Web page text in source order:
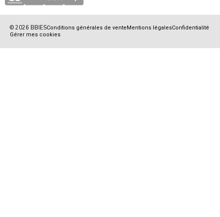
© 2026 BBIESConditions générales de venteMentions légalesConfidentialité
Gérer mes cookies